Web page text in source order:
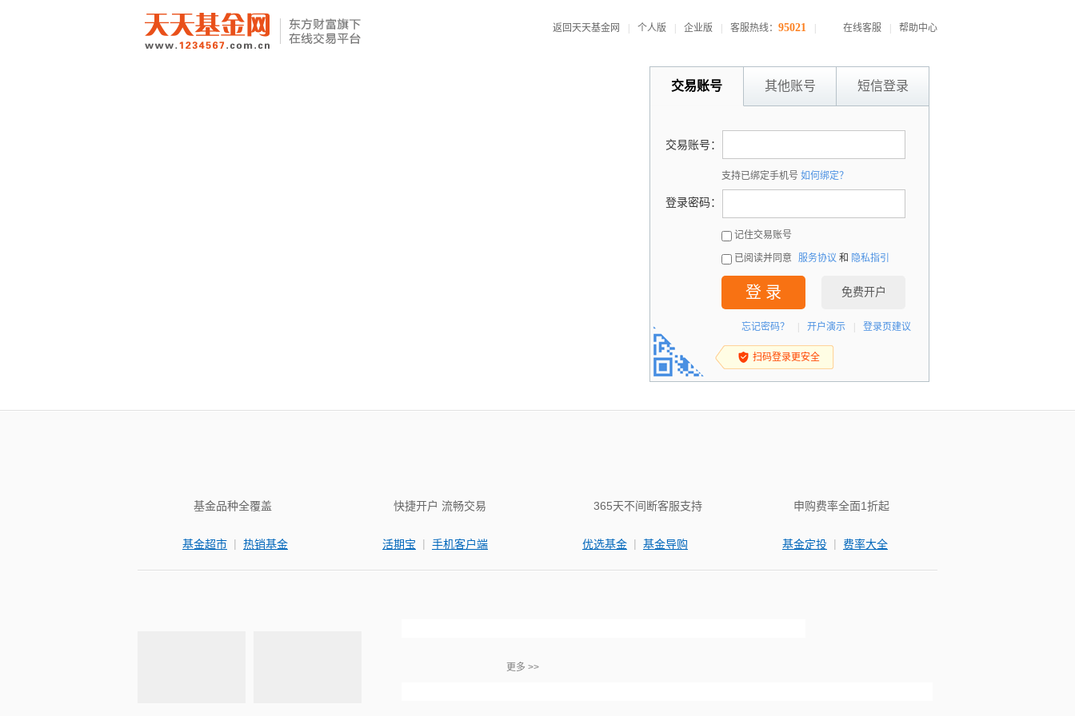
返回天天基金网 个人版 企业版 客服热线： 95021 在线客服 帮助中心
交易账号 其他账号 短信登录
交易账号：
支持已绑定手机号 如何绑定？
登录密码：
记住交易账号
已阅读并同意 服务协议 和 隐私指引
登 录 免费开户
忘记密码？ 开户演示 登录页建议
扫码登录更安全
基金品种全覆盖
基金超市 | 热销基金
快捷开户 流畅交易
活期宝 | 手机客户端
365天不间断客服支持
优选基金 | 基金导购
申购费率全面1折起
基金定投 | 费率大全
更多 >>